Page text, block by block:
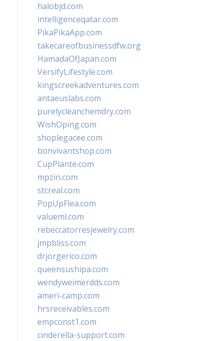
halobjd.com
intelligenceqatar.com
PikaPikaApp.com
takecareofbusinessdfw.org
HamadaOfJapan.com
VersifyLifestyle.com
kingscreekadventures.com
antaeuslabs.com
purelycleanchemdry.com
WishOping.com
shoplegacee.com
bonvivantshop.com
CupPlante.com
mpzin.com
stcreal.com
PopUpFlea.com
valueml.com
rebeccatorresjewelry.com
jmpbliss.com
drjorgerico.com
queensushipa.com
wendyweimerdds.com
ameri-camp.com
hrsreceivables.com
empconst1.com
cinderella-support.com